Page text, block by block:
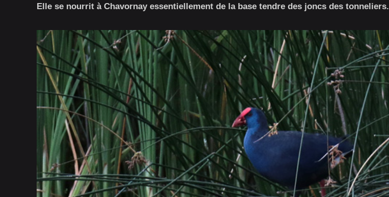
Elle se nourrit à Chavornay essentiellement de la base tendre des joncs des tonneliers.